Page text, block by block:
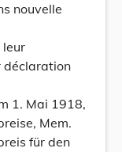
nouvelle
déclaration
1. Mai 1918,
Mem.
für den